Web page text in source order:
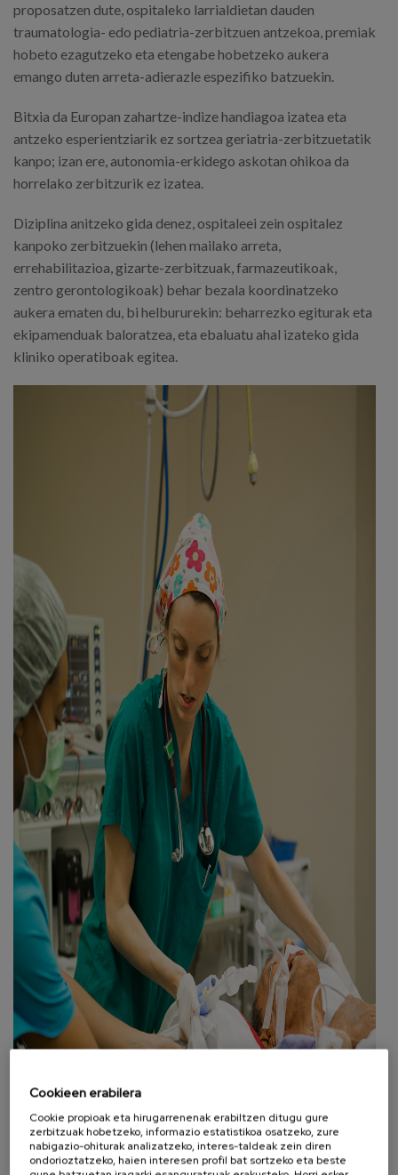
proposatzen dute, ospitaleko larrialdietan dauden
traumatologia- edo pediatria-zerbitzuen antzekoa, premiak
hobeto ezagutzeko eta etengabe hobetzeko aukera
emango duten arreta-adierazle espezifiko batzuekin.
Bitxia da Europan zahartze-indize handiagoa izatea eta
antzeko esperientziarik ez sortzea geriatria-zerbitzuetatik
kanpo; izan ere, autonomia-erkidego askotan ohikoa da
horrelako zerbitzurik ez izatea.
Diziplina anitzeko gida denez, ospitaleei zein ospitalez
kanpoko zerbitzuekin (lehen mailako arreta,
errehabilitazioa, gizarte-zerbitzuak, farmazeutikoak,
zentro gerontologikoak) behar bezala koordinatzeko
aukera ematen du, bi helbururekin: beharrezko egiturak eta
ekipamenduak baloratzea, eta ebaluatu ahal izateko gida
kliniko operatiboak egitea.
Cookieen erabilera
Cookie propioak eta hirugarrenenak erabiltzen ditugu gure
zerbitzuak hobetzeko, informazio estatistikoa osatzeko, zure
nabigazio-ohiturak analizatzeko, interes-taldeak zein diren
ondorioztatzeko, haien interesen profil bat sortzeko eta beste